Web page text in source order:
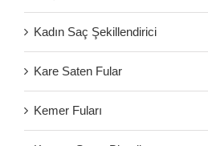
Kadın Saç Şekillendirici
Kare Saten Fular
Kemer Fuları